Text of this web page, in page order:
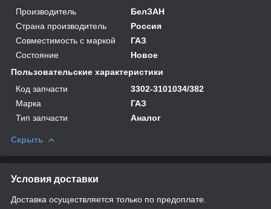
Производитель
БелЗАН
Страна производитель
Россия
Совместимость с маркой
ГАЗ
Состояние
Новое
Пользовательские характеристики
Код запчасти
3302-3101034/382
Марка
ГАЗ
Тип запчасти
Аналог
Скрыть
Условия доставки
Доставка осуществляется только по предоплате.